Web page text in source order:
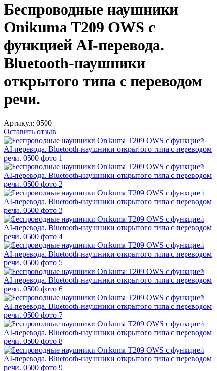
Беспроводные наушники
Onikuma T209 OWS с
функцией AI-перевода.
Bluetooth-наушники
открытого типа с переводом
речи.
Артикул: 0500
Оставить отзыв